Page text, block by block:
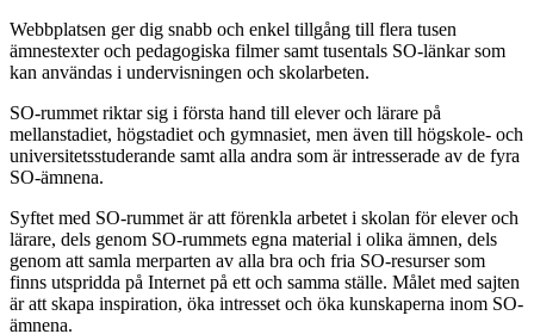
Webbplatsen ger dig snabb och enkel tillgång till flera tusen
ämnestexter och pedagogiska filmer samt tusentals SO-länkar som
kan användas i undervisningen och skolarbeten.
SO-rummet riktar sig i första hand till elever och lärare på
mellanstadiet, högstadiet och gymnasiet, men även till högskole- och
universitetsstuderande samt alla andra som är intresserade av de fyra
SO-ämnena.
Syftet med SO-rummet är att förenkla arbetet i skolan för elever och
lärare, dels genom SO-rummets egna material i olika ämnen, dels
genom att samla merparten av alla bra och fria SO-resurser som
finns utspridda på Internet på ett och samma ställe. Målet med sajten
är att skapa inspiration, öka intresset och öka kunskaperna inom SO-
ämnena.